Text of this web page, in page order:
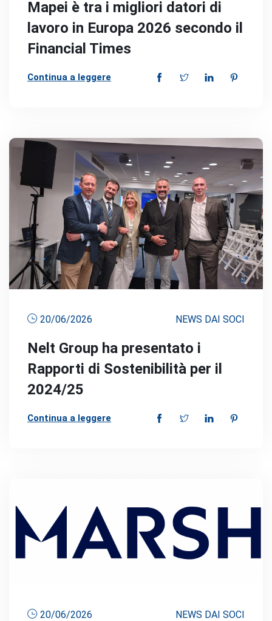
Mapei è tra i migliori datori di
lavoro in Europa 2026 secondo il
Financial Times
Continua a leggere
20/06/2026 NEWS DAI SOCI
Nelt Group ha presentato i
Rapporti di Sostenibilità per il
2024/25
Continua a leggere
20/06/2026 NEWS DAI SOCI